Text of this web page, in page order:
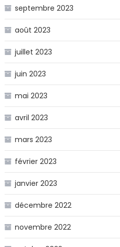
septembre 2023
août 2023
juillet 2023
juin 2023
mai 2023
avril 2023
mars 2023
février 2023
janvier 2023
décembre 2022
novembre 2022